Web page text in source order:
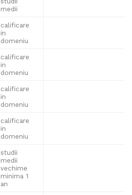
medii
calificare
in
domeniu
calificare
in
domeniu
calificare
in
domeniu
calificare
in
domeniu
studii
medii
vechime
minima 1
an